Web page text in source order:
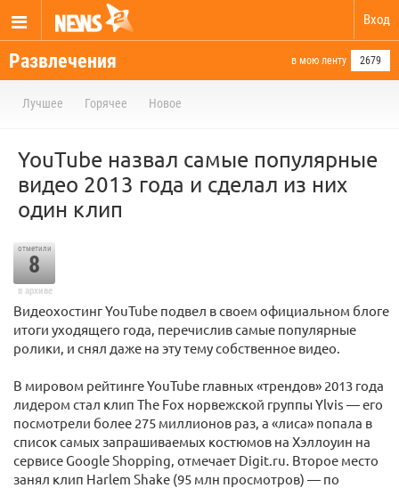
Вход
Развлечения в мою ленту 2679
Лучшее Горячее Новое
YouTube назвал самые популярные
видео 2013 года и сделал из них
один клип
отметили
8
в архиве
Видеохостинг YouTube подвел в своем официальном блоге
итоги уходящего года, перечислив самые популярные
ролики, и снял даже на эту тему собственное видео.
В мировом рейтинге YouTube главных «трендов» 2013 года
лидером стал клип The Fox норвежской группы Ylvis — его
посмотрели более 275 миллионов раз, а «лиса» попала в
список самых запрашиваемых костюмов на Хэллоуин на
сервисе Google Shopping, отмечает Digit.ru. Второе место
занял клип Harlem Shake (95 млн просмотров) — по